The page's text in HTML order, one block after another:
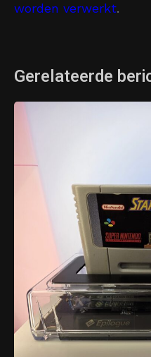
worden verwerkt.
Gerelateerde